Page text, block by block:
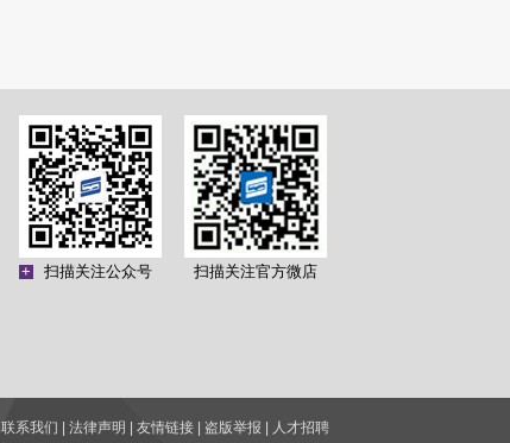
+ 扫描关注公众号 扫描关注官方微店
联系我们 法律声明 友情链接 盗版举报 人才招聘